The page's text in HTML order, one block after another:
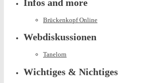
Infos and more
Brückenkopf Online
Webdiskussionen
Tanelorn
Wichtiges & Nichtiges